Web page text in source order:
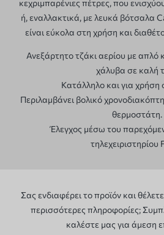
κεχριμπαρένιες πέτρες, που
ή, εναλλακτικά, με λευκά βότσαλα
είναι εύκολα στη χρήση και
Ανεξάρτητο τζάκι αερίου με
χάλυβα σε καλή
Κατάλληλο και για χρήση
Περιλαμβάνει βολικό
θερμοστάτη.
Έλεγχος μέσω του
τηλεχειριστηρίου
Σας ενδιαφέρει το προϊόν και
περισσότερες πληροφορίες;
καλέστε μας για άμεση